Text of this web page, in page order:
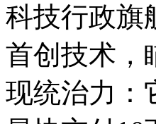
科技行政
首创技术，
现统治力：